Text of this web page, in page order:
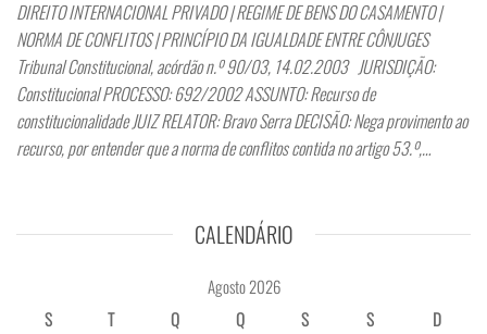
DIREITO INTERNACIONAL PRIVADO | REGIME DE BENS DO CASAMENTO |
NORMA DE CONFLITOS | PRINCÍPIO DA IGUALDADE ENTRE CÔNJUGES
Tribunal Constitucional, acórdão n.º 90/03, 14.02.2003 JURISDIÇÃO:
Constitucional PROCESSO: 692/2002 ASSUNTO: Recurso de
constitucionalidade JUIZ RELATOR: Bravo Serra DECISÃO: Nega provimento ao
recurso, por entender que a norma de conflitos contida no artigo 53.º,…
CALENDÁRIO
Agosto 2026
S
T Q Q S S
D